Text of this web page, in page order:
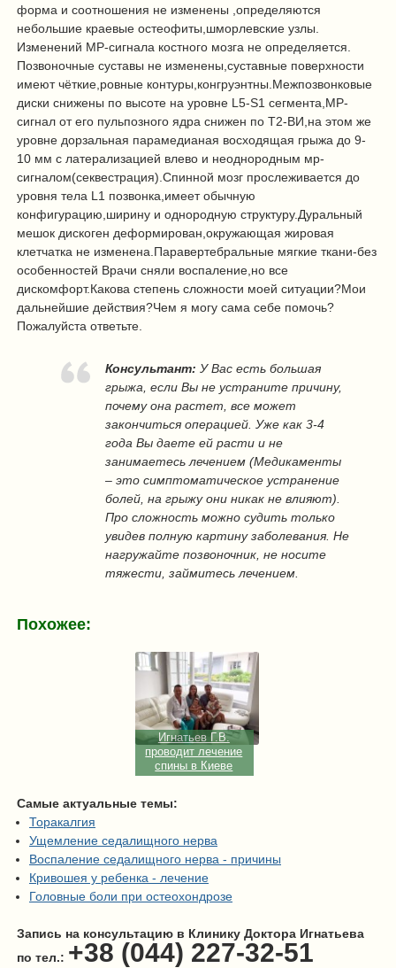
форма и соотношения не изменены ,определяются
небольшие краевые остеофиты,шморлевские узлы.
Изменений МР-сигнала костного мозга не определяется.
Позвоночные суставы не изменены,суставные поверхности
имеют чёткие,ровные контуры,конгруэнтны.Межпозвонковые
диски снижены по высоте на уровне L5-S1 сегмента,МР-
сигнал от его пульпозного ядра снижен по T2-ВИ,на этом же
уровне дорзальная парамедианая восходящая грыжа до 9-
10 мм с латерализацией влево и неоднородным мр-
сигналом(секвестрация).Спинной мозг прослеживается до
уровня тела L1 позвонка,имеет обычную
конфигурацию,ширину и однородную структуру.Дуральный
мешок дискоген деформирован,окружающая жировая
клетчатка не изменена.Паравертебральные мягкие ткани-без
особенностей Врачи сняли воспаление,но все
дискомфорт.Какова степень сложности моей ситуации?Мои
дальнейшие действия?Чем я могу сама себе помочь?
Пожалуйста ответьте.
Консультант: У Вас есть большая
грыжа, если Вы не устраните причину,
почему она растет, все может
закончиться операцией. Уже как 3-4
года Вы даете ей расти и не
занимаетесь лечением (Медикаменты
– это симптоматическое устранение
болей, на грыжу они никак не влияют).
Про сложность можно судить только
увидев полную картину заболевания. Не
нагружайте позвоночник, не носите
тяжести, займитесь лечением.
Похожее:
Игнатьев Г.В.
проводит лечение
спины в Киеве
Самые актуальные темы:
Торакалгия
Ущемление седалищного нерва
Воспаление седалищного нерва - причины
Кривошея у ребенка - лечение
Головные боли при остеохондрозе
Запись на консультацию в Клинику Доктора Игнатьева
по тел.: +38 (044) 227-32-51